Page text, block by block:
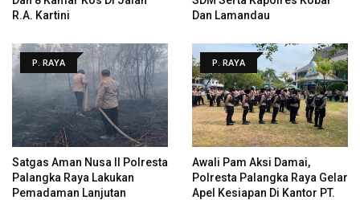
R.A. Kartini
Dan Lamandau
P. RAYA
Satgas Aman Nusa II Polresta
Palangka Raya Lakukan
Pemadaman Lanjutan
P. RAYA
Awali Pam Aksi Damai,
Polresta Palangka Raya Gelar
Apel Kesiapan Di Kantor PT.